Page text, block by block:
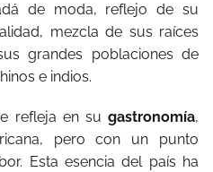
de moda, reflejo de su
mezcla de sus raíces
grandes poblaciones de
e indios.
refleja en su gastronomía,
pero con un punto
Esta esencia del país ha